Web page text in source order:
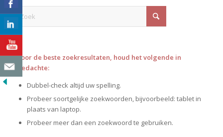
Voor de beste zoekresultaten, houd het volgende in
gedachte:
Dubbel-check altijd uw spelling.
Probeer soortgelijke zoekwoorden, bijvoorbeeld: tablet in
plaats van laptop.
Probeer meer dan een zoekwoord te gebruiken.